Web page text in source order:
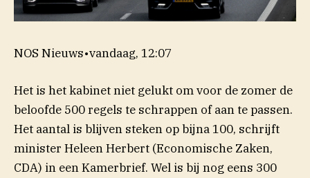
NOS Nieuws•vandaag, 12:07
Het is het kabinet niet gelukt om voor de zomer de
beloofde 500 regels te schrappen of aan te passen.
Het aantal is blijven steken op bijna 100, schrijft
minister Heleen Herbert (Economische Zaken,
CDA) in een Kamerbrief. Wel is bij nog eens 300